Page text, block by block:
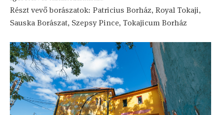
Részt vevő borászatok: Patricius Borház, Royal Tokaji,
Sauska Borászat, Szepsy Pince, Tokajicum Borház